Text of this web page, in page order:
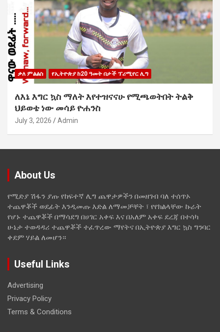
ቃለ ምልልስ የኢትዮጵያ ከ20 ዓመት በታች ፕሪሚየር ሊግ
ለእኔ እግር ኳስ ማለት እየተዝናናሁ የሚጫወትበት ትልቅ
ህይወቴ ነው መሳይ ዮሐንስ
July 3, 2026 Admin
About Us
የሚድያ ሽፋን ያጡ የከፍተኛ ሊግ ጨዋታዎችን በመዘገብ ባለ ተሰጥኦ
ተጨዋቾች ወደፊት እንዲመጡ እድል ለማመቻቸት ፣ የየክልላቸው ኩራት
የሆኑ ተጨዋቾች በማሳደግ በሀገር አቀፍ እና በአለም አቀፍ ደረጃ በተሳካ
ሁኔታ ተወዳዳሪ ተጨዋቾች ተፈጥረው ማየትና በኢትዮጵያ እግር ኳስ ግንባር
ቀደም ሃይል ለመሆን።
Useful Links
Advertising
Privacy Policy
Terms & Conditions